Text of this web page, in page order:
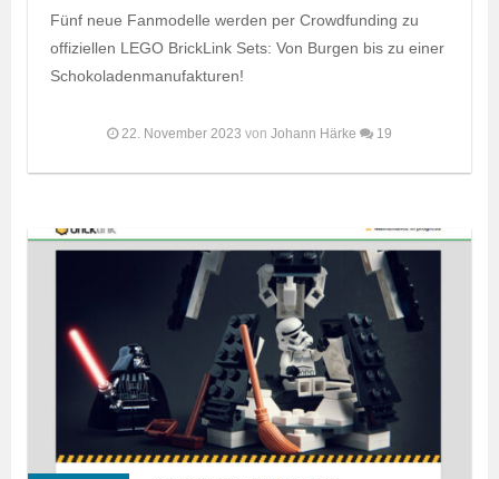
Fünf neue Fanmodelle werden per Crowdfunding zu
offiziellen LEGO BrickLink Sets: Von Burgen bis zu einer
Schokoladenmanufakturen!
22. November 2023 von Johann Härke 19